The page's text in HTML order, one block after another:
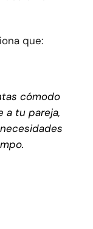
que:
cómodo
a tu pareja,